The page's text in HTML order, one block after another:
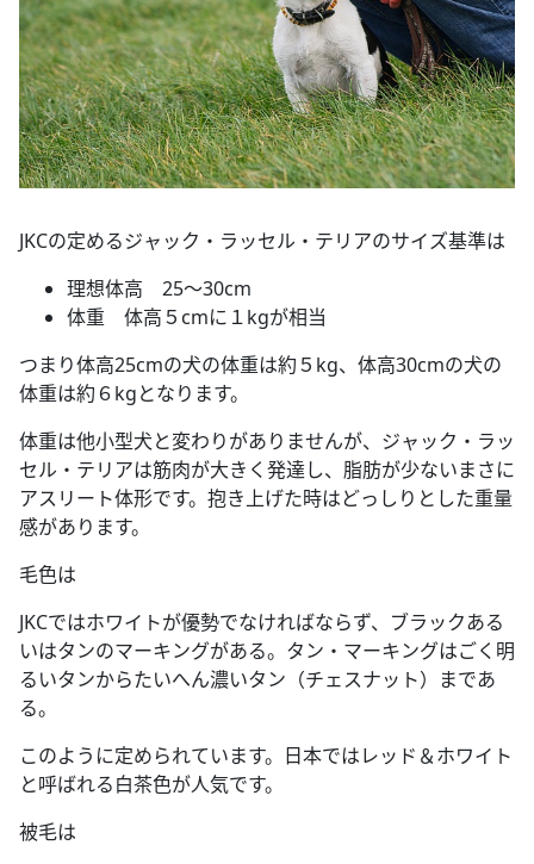
JKCの定めるジャック・ラッセル・テリアのサイズ基準は
理想体高 25～30cm
体重 体高５cmに１kgが相当
つまり体高25cmの犬の体重は約５kg、体高30cmの犬の
体重は約６kgとなります。
体重は他小型犬と変わりがありませんが、ジャック・ラッ
セル・テリアは筋肉が大きく発達し、脂肪が少ないまさに
アスリート体形です。抱き上げた時はどっしりとした重量
感があります。
毛色は
JKCではホワイトが優勢でなければならず、ブラックある
いはタンのマーキングがある。タン・マーキングはごく明
るいタンからたいへん濃いタン（チェスナット）まであ
る。
このように定められています。日本ではレッド＆ホワイト
と呼ばれる白茶色が人気です。
被毛は